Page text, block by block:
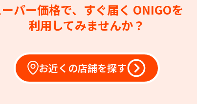
パー価格で、すぐ届く ONIGOを
利用してみませんか？
お近くの店舗を探す